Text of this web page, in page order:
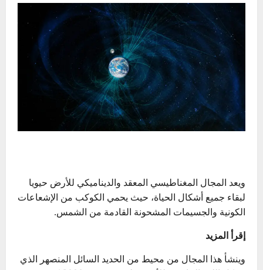
ويعد المجال المغناطيسي المعقد والديناميكي للأرض حيويا
لبقاء جميع أشكال الحياة، حيث يحمي الكوكب من الإشعاعات
الكونية والجسيمات المشحونة القادمة من الشمس.
إقرأ المزيد
وينشأ هذا المجال من محيط من الحديد السائل المنصهر الذي